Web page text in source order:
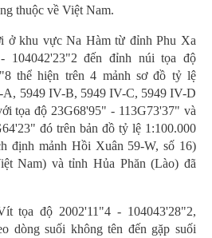
thuộc về Việt Nam.
ở khu vực Na Hàm từ đỉnh Phu Xa
104042'23"2 đến đỉnh núi tọa độ
thể hiện trên 4 mảnh sơ đồ tỷ lệ
A, 5949 IV-B, 5949 IV-C, 5949 IV-D
tọa độ 23G68'95" - 113G73'37" và
đó trên bản đồ tỷ lệ 1:100.000
định mảnh Hồi Xuân 59-W, số 16)
Nam) và tỉnh Hủa Phăn (Lào) đã
tọa độ 2002'11"4 - 104043'28"2,
dòng suối không tên đến gặp suối